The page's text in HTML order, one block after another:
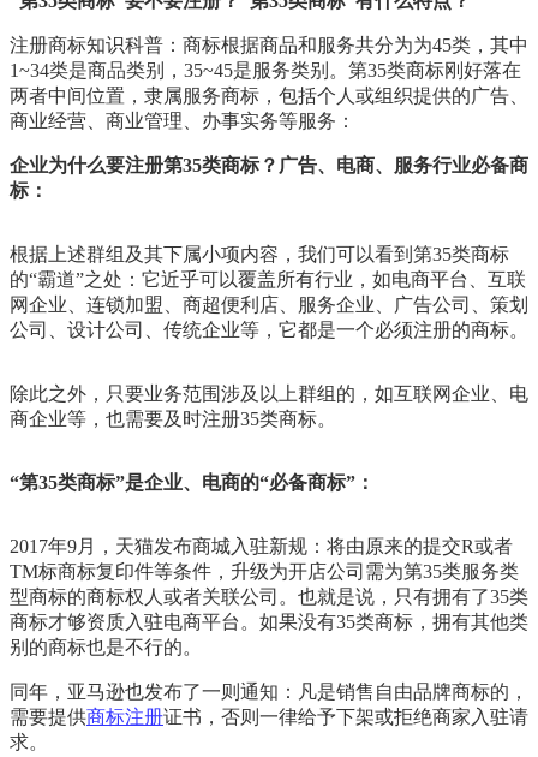
注册商标知识科普：商标根据商品和服务共分为为45类，其中
1~34类是商品类别，35~45是服务类别。第35类商标刚好落在
两者中间位置，隶属服务商标，包括个人或组织提供的广告、
商业经营、商业管理、办事实务等服务：
企业为什么要注册第35类商标？广告、电商、服务行业必备商
标：
根据上述群组及其下属小项内容，我们可以看到第35类商标
的“霸道”之处：它近乎可以覆盖所有行业，如电商平台、互联
网企业、连锁加盟、商超便利店、服务企业、广告公司、策划
公司、设计公司、传统企业等，它都是一个必须注册的商标。
除此之外，只要业务范围涉及以上群组的，如互联网企业、电
商企业等，也需要及时注册35类商标。
“第35类商标”是企业、电商的“必备商标”：
2017年9月，天猫发布商城入驻新规：将由原来的提交R或者
TM标商标复印件等条件，升级为开店公司需为第35类服务类
型商标的商标权人或者关联公司。也就是说，只有拥有了35类
商标才够资质入驻电商平台。如果没有35类商标，拥有其他类
别的商标也是不行的。
同年，亚马逊也发布了一则通知：凡是销售自由品牌商标的，
需要提供商标注册证书，否则一律给予下架或拒绝商家入驻请
求。